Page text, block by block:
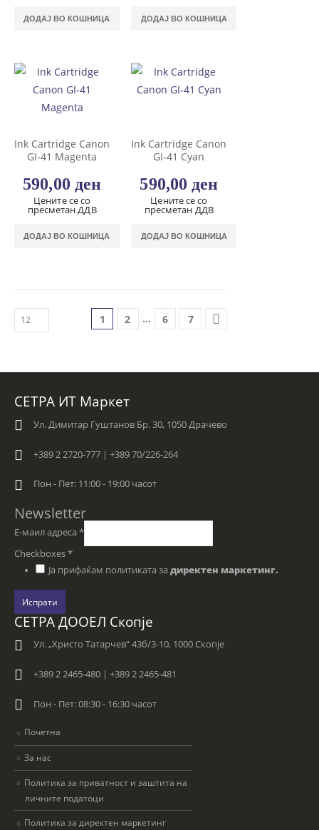
ДОДАЈ ВО КОШНИЦА ДОДАЈ ВО КОШНИЦА
Ink Cartridge Canon
GI-41 Magenta
590,00 ден
Цените се со
пресметан ДДВ
ДОДАЈ ВО КОШНИЦА
Ink Cartridge Canon
GI-41 Cyan
590,00 ден
Цените се со
пресметан ДДВ
ДОДАЈ ВО КОШНИЦА
1 2 … 6 7
СЕТРА ИТ Маркет
Ул. Димитар Гуштанов Бр. 30, 1050 Драчево
+389 2 2720-777 | +389 70/226-264
Пон - Пет: 11:00 - 19:00 часот
Newsletter
Е-маил адреса *
Checkboxes*
Ја прифаќам политиката за директен маркетинг.
Испрати
СЕТРА ДООЕЛ Скопје
Ул. „Христо Татарчев“ 43б/3-10, 1000 Скопје
+389 2 2465-480 | +389 2 2465-481
Пон - Пет: 08:30 - 16:30 часот
Почетна
За нас
Политика за приватност и заштита на
личните податоци
Политика за директен маркетинг